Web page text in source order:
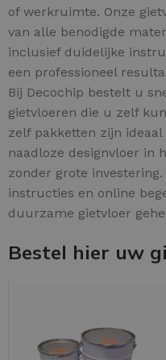
of werkruimte. Onze
van alle benodigde
inclusief duidelijke
een professioneel
Bij Decochip bestelt u
gietvloeren die u zelf
zelf pakketten zijn
naadloze designvloer in
zonder grote
instructies en online
duurzame gietvloer
Bestel hier uw